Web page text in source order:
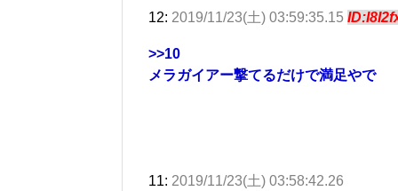
12: 2019/11/23(土) 03:59:35.15
>>10
メラガイアー撃てるだけで満足やで
11: 2019/11/23(土) 03:58:42.26